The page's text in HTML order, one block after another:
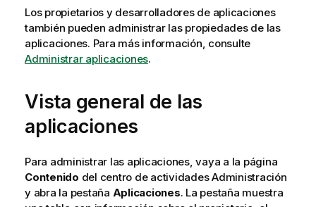
a
t
v
Los propietarios y desarrolladores de aplicaciones
también pueden administrar las propiedades de las
aplicaciones. Para más información, consulte
Administrar aplicaciones.
Vista general de las
aplicaciones
Para administrar las aplicaciones, vaya a la página
Contenido del centro de actividadesAdministración
y abra la pestaña Aplicaciones. La pestaña muestra